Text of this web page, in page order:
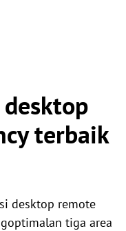
terbaik
desktop remote
tiga area